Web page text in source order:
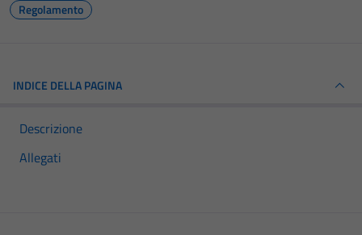
Regolamento
INDICE DELLA PAGINA
Descrizione
Allegati